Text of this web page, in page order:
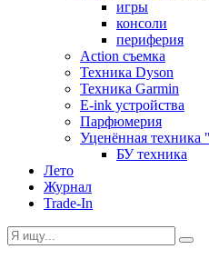
игры
консоли
периферия
Action съемка
Техника Dyson
Техника Garmin
E-ink устройства
Парфюмерия
Уценённая техника
БУ техника
Лето
Журнал
Trade-In